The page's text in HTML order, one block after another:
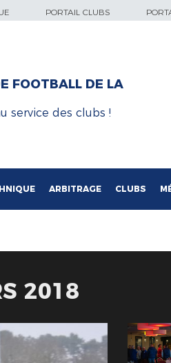
PORTAIL CLUBS
FOOTBALL DE LA
service des clubs !
ARBITRAGE CLUBS
2018